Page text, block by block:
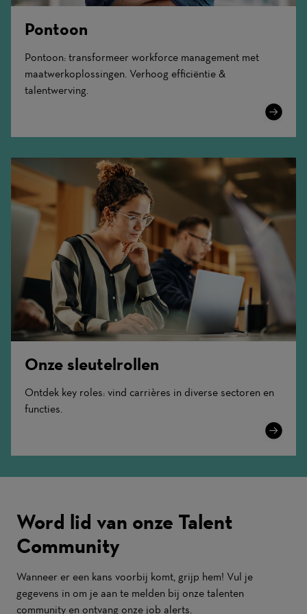
Pontoon
Pontoon: transformeer workforce management met
maatwerkoplossingen. Verhoog efficiëntie &
talentwerving.
Learn
Onze sleutelrollen
Ontdek key roles: vind carrières in diverse sectoren en
functies.
Learn
Word lid van onze Talent
Community
Wanneer er een kans voorbij komt, grijp hem! Vul je
gegevens in om je aan te melden bij onze talenten
community en ontvang onze job alerts.